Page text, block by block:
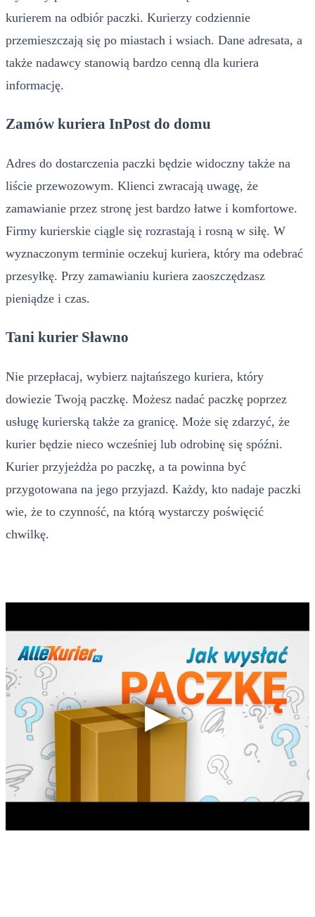
kurierem na odbiór paczki. Kurierzy codziennie
przemieszczają się po miastach i wsiach. Dane adresata, a
także nadawcy stanowią bardzo cenną dla kuriera
informację.
Zamów kuriera InPost do domu
Adres do dostarczenia paczki będzie widoczny także na
liście przewozowym. Klienci zwracają uwagę, że
zamawianie przez stronę jest bardzo łatwe i komfortowe.
Firmy kurierskie ciągle się rozrastają i rosną w siłę. W
wyznaczonym terminie oczekuj kuriera, który ma odebrać
przesyłkę. Przy zamawianiu kuriera zaoszczędzasz
pieniądze i czas.
Tani kurier Sławno
Nie przepłacaj, wybierz najtańszego kuriera, który
dowiezie Twoją paczkę. Możesz nadać paczkę poprzez
usługę kurierską także za granicę. Może się zdarzyć, że
kurier będzie nieco wcześniej lub odrobinę się spóźni.
Kurier przyjeżdża po paczkę, a ta powinna być
przygotowana na jego przyjazd. Każdy, kto nadaje paczki
wie, że to czynność, na którą wystarczy poświęcić
chwilkę.